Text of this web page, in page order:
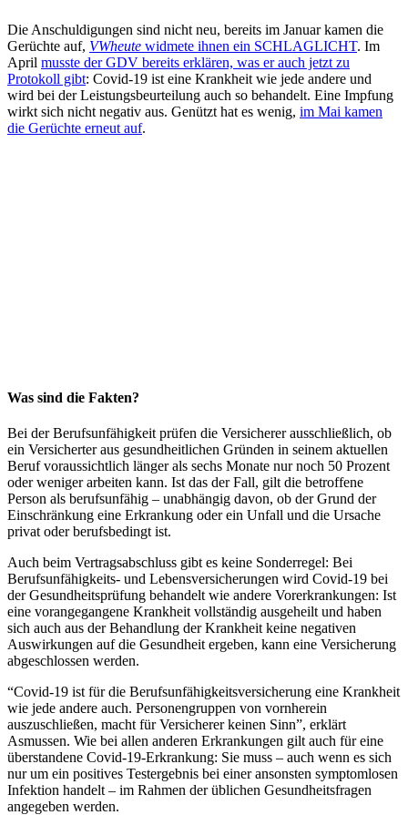
Die Anschuldigungen sind nicht neu, bereits im Januar kamen die
Gerüchte auf, VWheute widmete ihnen ein SCHLAGLICHT. Im
April musste der GDV bereits erklären, was er auch jetzt zu
Protokoll gibt: Covid-19 ist eine Krankheit wie jede andere und
wird bei der Leistungsbeurteilung auch so behandelt. Eine Impfung
wirkt sich nicht negativ aus. Genützt hat es wenig, im Mai kamen
die Gerüchte erneut auf.
Was sind die Fakten?
Bei der Berufsunfähigkeit prüfen die Versicherer ausschließlich, ob
ein Versicherter aus gesundheitlichen Gründen in seinem aktuellen
Beruf voraussichtlich länger als sechs Monate nur noch 50 Prozent
oder weniger arbeiten kann. Ist das der Fall, gilt die betroffene
Person als berufsunfähig – unabhängig davon, ob der Grund der
Einschränkung eine Erkrankung oder ein Unfall und die Ursache
privat oder berufsbedingt ist.
Auch beim Vertragsabschluss gibt es keine Sonderregel: Bei
Berufsunfähigkeits- und Lebensversicherungen wird Covid-19 bei
der Gesundheitsprüfung behandelt wie andere Vorerkrankungen: Ist
eine vorangegangene Krankheit vollständig ausgeheilt und haben
sich auch aus der Behandlung der Krankheit keine negativen
Auswirkungen auf die Gesundheit ergeben, kann eine Versicherung
abgeschlossen werden.
“Covid-19 ist für die Berufsunfähigkeitsversicherung eine Krankheit
wie jede andere auch. Personengruppen von vornherein
auszuschließen, macht für Versicherer keinen Sinn”, erklärt
Asmussen. Wie bei allen anderen Erkrankungen gilt auch für eine
überstandene Covid-19-Erkrankung: Sie muss – auch wenn es sich
nur um ein positives Testergebnis bei einer ansonsten symptomlosen
Infektion handelt – im Rahmen der üblichen Gesundheitsfragen
angegeben werden.